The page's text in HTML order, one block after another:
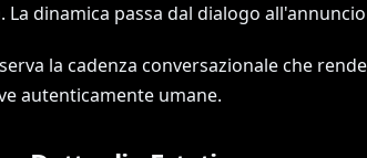
dinamica passa dal dialogo
la cadenza conversazionale che
autenticamente umane.